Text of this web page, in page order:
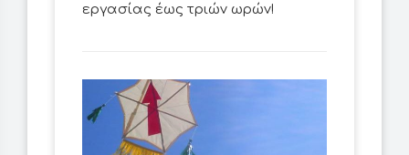
εργασίας έως τριών ωρών!